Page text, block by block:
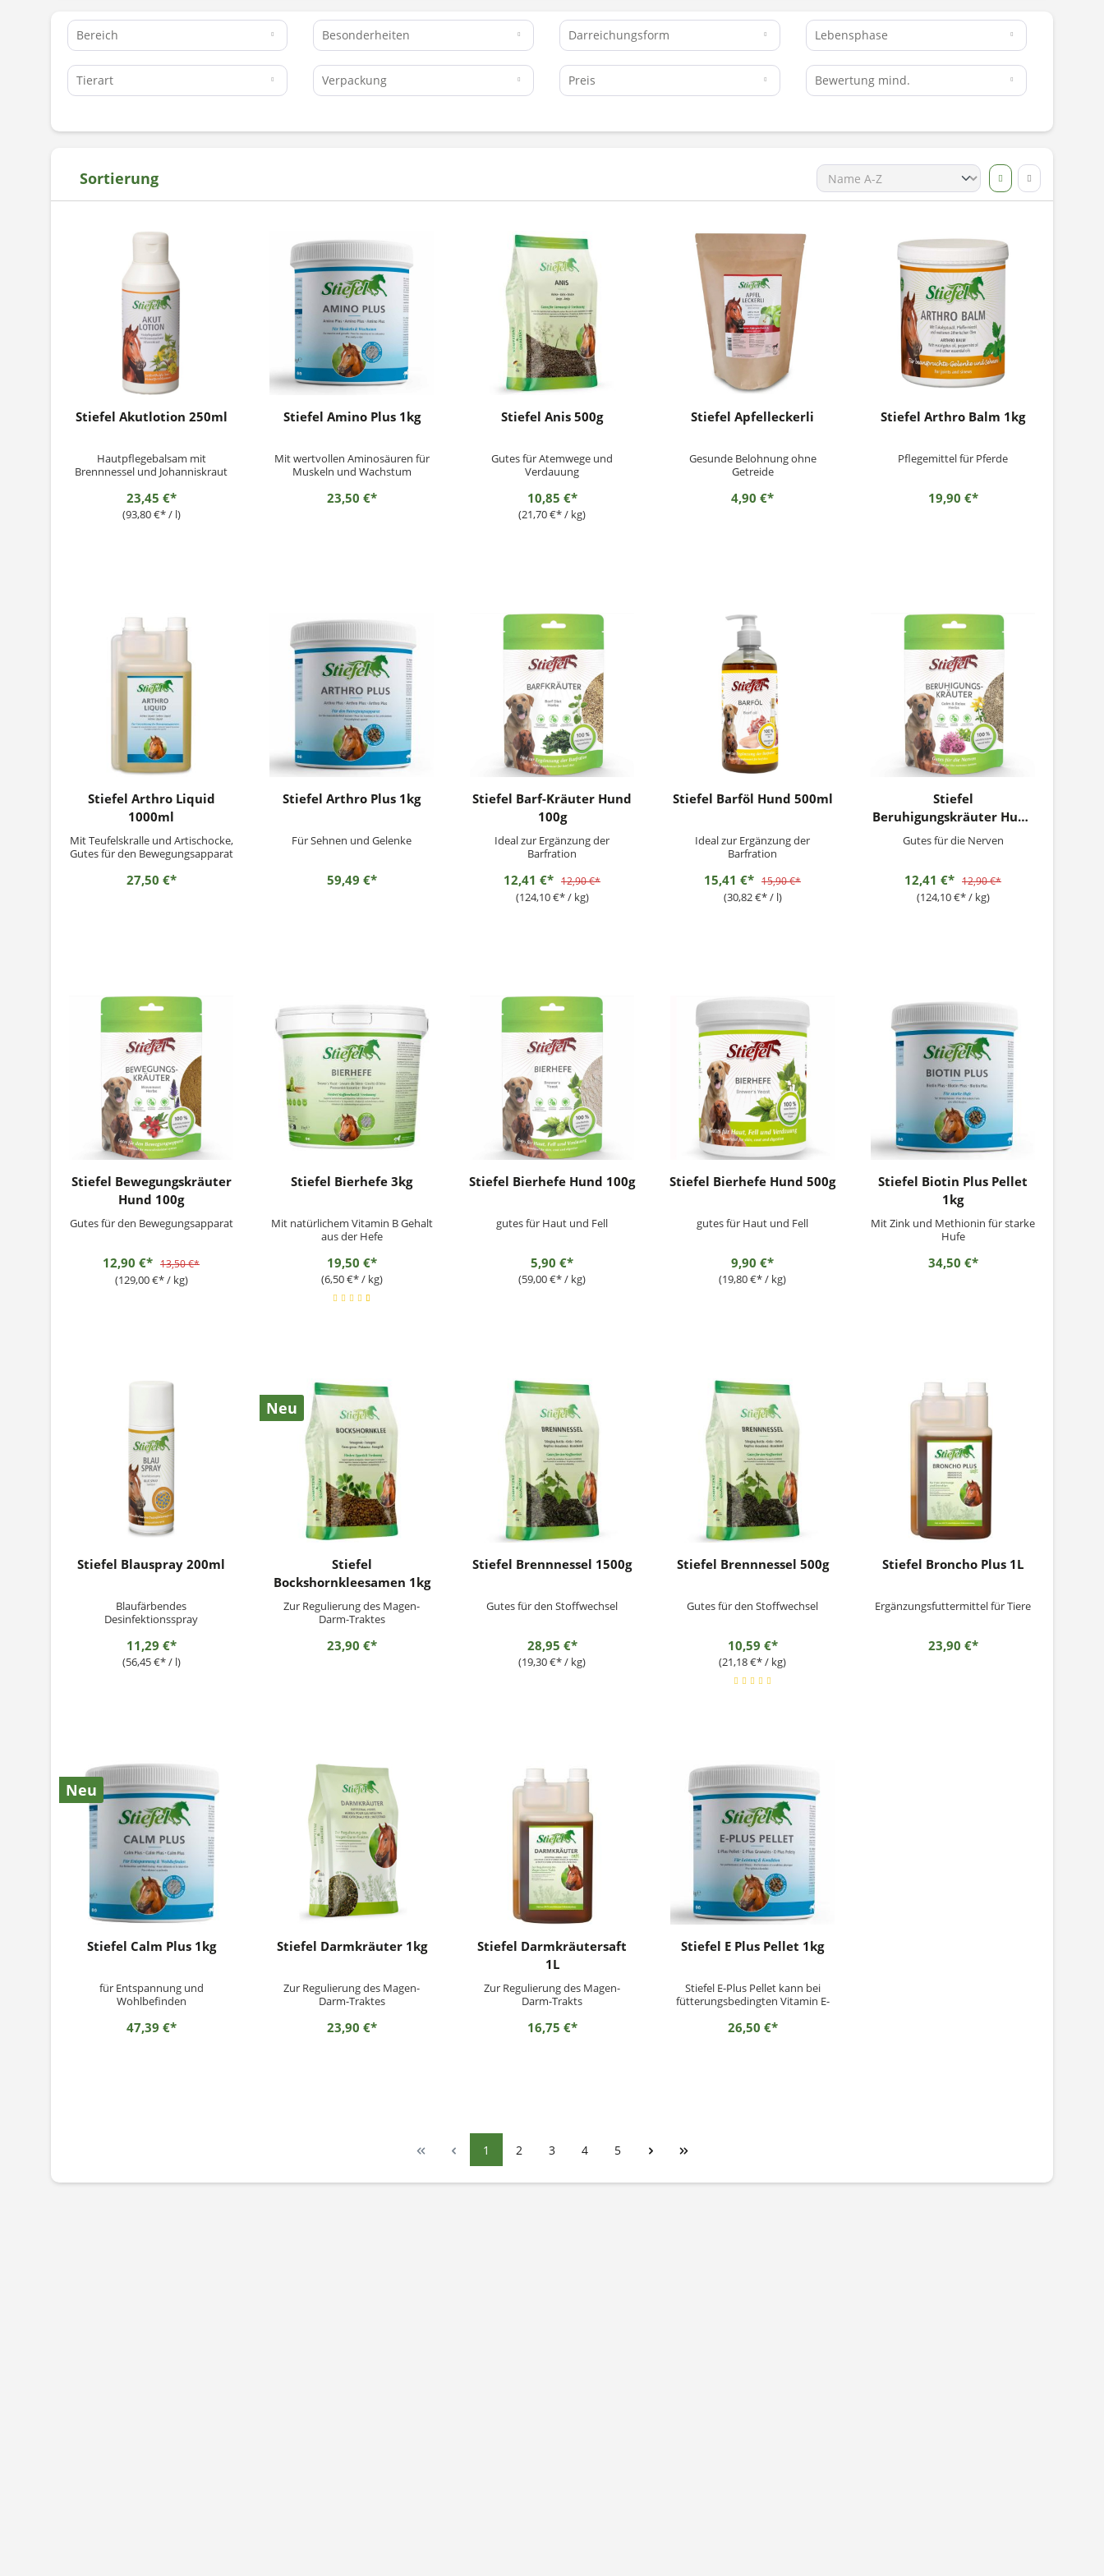
Bereich Besonderheiten Darreichungsform Lebensphase
Tierart Verpackung Preis Bewertung mind.
Sortierung
Stiefel Akutlotion 250ml
Hautpflegebalsam mit
Brennnessel und Johanniskraut
23,45 €*
(93,80 €* / l)
Stiefel Amino Plus 1kg
Mit wertvollen Aminosäuren für
Muskeln und Wachstum
23,50 €*
Stiefel Anis 500g
Gutes für Atemwege und
Verdauung
10,85 €*
(21,70 €* / kg)
Stiefel Apfelleckerli
Gesunde Belohnung ohne
Getreide
4,90 €*
Stiefel Arthro Balm 1kg
Pflegemittel für Pferde
19,90 €*
Stiefel Arthro Liquid
1000ml
Mit Teufelskralle und Artischocke,
Gutes für den Bewegungsapparat
27,50 €*
Stiefel Arthro Plus 1kg
Für Sehnen und Gelenke
59,49 €*
Stiefel Barf-Kräuter Hund
100g
Ideal zur Ergänzung der
Barfration
12,41 €* 12,90 €*
(124,10 €* / kg)
Stiefel Barföl Hund 500ml
Ideal zur Ergänzung der
Barfration
15,41 €* 15,90 €*
(30,82 €* / l)
Stiefel
Beruhigungskräuter Hund
100g
Gutes für die Nerven
12,41 €* 12,90 €*
(124,10 €* / kg)
Stiefel Bewegungskräuter
Hund 100g
Gutes für den Bewegungsapparat
12,90 €* 13,50 €*
(129,00 €* / kg)
Stiefel Bierhefe 3kg
Mit natürlichem Vitamin B Gehalt
aus der Hefe
19,50 €*
(6,50 €* / kg)
Stiefel Bierhefe Hund 100g
gutes für Haut und Fell
5,90 €*
(59,00 €* / kg)
Stiefel Bierhefe Hund 500g
gutes für Haut und Fell
9,90 €*
(19,80 €* / kg)
Stiefel Biotin Plus Pellet
1kg
Mit Zink und Methionin für starke
Hufe
34,50 €*
Stiefel Blauspray 200ml
Blaufärbendes
Desinfektionsspray
Blauspray ist ein blau färbendes
Desinfektionsspray, zum Reinigen
und Desinfizieren. Stiefel
11,29 €*
(56,45 €* / l)
Neu
Stiefel
Bockshornkleesamen 1kg
Zur Regulierung des Magen-
Darm-Traktes
23,90 €*
Stiefel Brennnessel 1500g
Gutes für den Stoffwechsel
28,95 €*
(19,30 €* / kg)
Stiefel Brennnessel 500g
Gutes für den Stoffwechsel
10,59 €*
(21,18 €* / kg)
Stiefel Broncho Plus 1L
Ergänzungsfuttermittel für Tiere
23,90 €*
Neu
Stiefel Calm Plus 1kg
für Entspannung und
Wohlbefinden
47,39 €*
Stiefel Darmkräuter 1kg
Zur Regulierung des Magen-
Darm-Traktes
23,90 €*
Stiefel Darmkräutersaft
1L
Zur Regulierung des Magen-
Darm-Trakts
16,75 €*
Stiefel E Plus Pellet 1kg
Stiefel E-Plus Pellet kann bei
fütterungsbedingten Vitamin E-
Aufwertung der Ration dienen.
26,50 €*
1 2 3 4 5